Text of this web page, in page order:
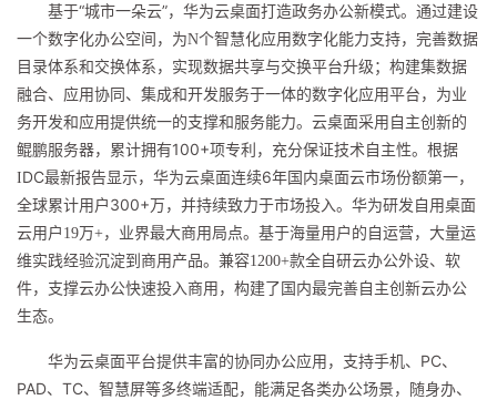
基于“城市一朵云”，华为云桌面打造政务办公新模式。通过建设
一个数字化办公空间，为N个智慧化应用数字化能力支持，完善数据
目录体系和交换体系，实现数据共享与交换平台升级；构建集数据
融合、应用协同、集成和开发服务于一体的数字化应用平台，为业
务开发和应用提供统一的支撑和服务能力。云桌面采用自主创新的
鲲鹏服务器，累计拥有100+项专利，充分保证技术自主性。根据
IDC最新报告显示，华为云桌面连续6年国内桌面云市场份额第一，
全球累计用户 300+ 万，并持续致力于市场投入。华为研发自用桌面
云用户 19万+，业界最大商用局点。基于海量用户的自运营，大量运
维实践经验沉淀到商用产品。兼容1200+款全自研云办公外设、软
件，支撑云办公快速投入商用，构建了国内最完善自主创新云办公
生态。
华为云桌面平台提供丰富的协同办公应用，支持手机、 PC、
PAD、 TC、智慧屏等多终端适配，能满足各类办公场景，随身办、